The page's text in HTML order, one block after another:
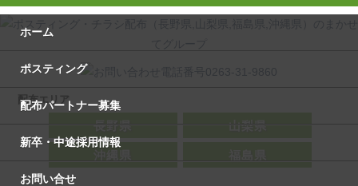
配布エリア
ホーム
ポスティング
配布パートナー募集
新卒・中途採用情報
お問い合せ